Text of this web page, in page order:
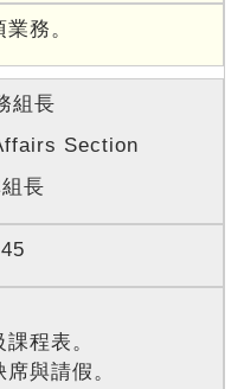
務。
組長
Section
長
45
課程表。
與請假。